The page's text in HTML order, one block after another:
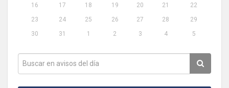
16
17 18 19 20 21
22
23
24 25 26 27 28
29
30
31 1 2 3 4 5